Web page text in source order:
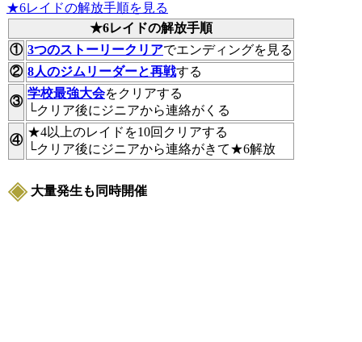
★6レイドの解放手順を見る
★6レイドの解放手順
① 3つのストーリークリアでエンディングを見る
② 8人のジムリーダーと再戦する
③
学校最強大会をクリアする
└クリア後にジニアから連絡がくる
④
★4以上のレイドを10回クリアする
└クリア後にジニアから連絡がきて★6解放
大量発生も同時開催